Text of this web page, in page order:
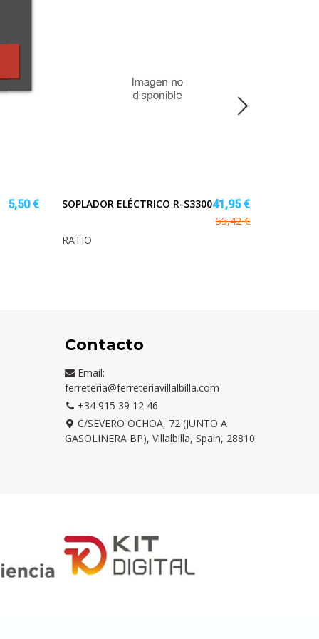
5,50 € SOPLADOR ELÉCTRICO R-S330041,95 €
55,42 €
RATIO
Contacto
Email:
ferreteria@ferreteriavillalbilla.com
+34 915 39 12 46
C/SEVERO OCHOA, 72 (JUNTO A
GASOLINERA BP), Villalbilla, Spain, 28810